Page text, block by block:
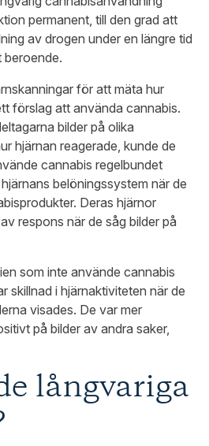
permanent, till den grad att
av drogen under en längre tid
beroende.
för att mäta hur
förslag att använda cannabis.
bilder på olika
hjärnan reagerade, kunde de
cannabis regelbundet
belöningssystem när de
Deras hjärnor
respons när de såg bilder på
som inte använde cannabis
skillnad i hjärnaktiviteten när de
visades. De var mer
på bilder av andra saker,
långvariga